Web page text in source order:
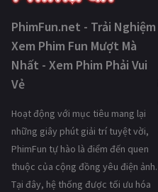
PhimFun.net - Trải Nghiệm
Xem Phim Fun Mượt Mà
Nhất - Xem Phim Phải Vui
Vẻ
Hoạt động với mục tiêu mang lại
những giây phút giải trí tuyệt vời,
PhimFun tự hào là điểm đến quen
thuộc của cộng đồng yêu điện ảnh.
Tại đây, hệ thống được tối ưu hóa